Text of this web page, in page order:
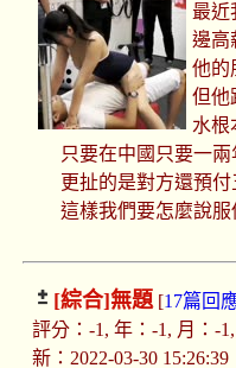
最近
邊高
他的
但他
水根
只要在中國只要一
更扯的是對方還預
這樣我們要怎麼說服
[綜合]無題[17篇回
評分：-1, 年：-1, 月：-
新：2022-03-30 15:26:39